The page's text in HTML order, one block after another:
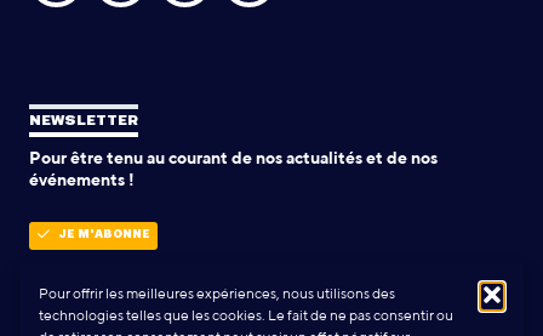
Pour offrir les meilleures expériences, nous utilisons des
technologies telles que les cookies. Le fait de ne pas consentir ou
NEWSLETTER
Pour être tenu au courant de nos actualités et de nos
événements !
JE M'ABONNE
POLITIQUE DE CONFIDENTIALITÉ